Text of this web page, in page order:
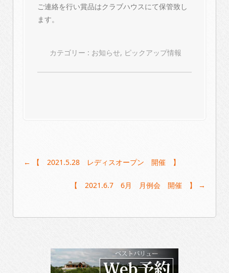
ご連絡を行い賞品はクラブハウスにて保管致し
ます。
カテゴリー : お知らせ, ピックアップ情報
Post
navigation
← 【 2021.5.28 レディスオープン 開催 】
【 2021.6.7 6月 月例会 開催 】 →